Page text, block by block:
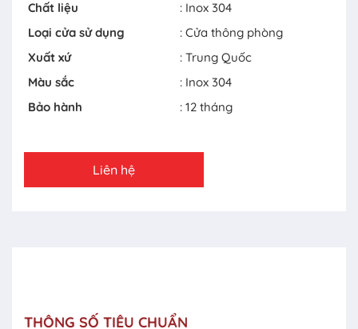
Chất liệu
: Inox 304
Loại cửa sử dụng
: Cửa thông phòng
Xuất xứ
: Trung Quốc
Màu sắc
: Inox 304
Bảo hành
: 12 tháng
Liên hệ
THÔNG SỐ TIÊU CHUẨN